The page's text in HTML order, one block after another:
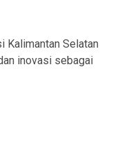
Kalimantan Selatan
inovasi sebagai